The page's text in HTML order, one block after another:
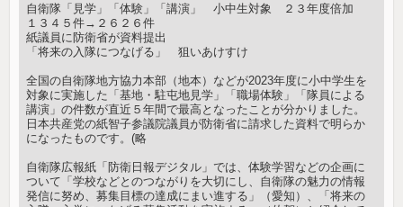
自衛隊「見学」「体験」「講演」 小中生対象 ２３年度倍加
１３４５件→２６２６件
紙議員に防衛省が資料提出
「将来の入隊につなげる」 狙いあけすけ
全国の自衛隊地方協力本部（地本）などが2023年度に小中学生を
対象に実施した「基地・駐屯地見学」「職場体験」「隊員による
講演」の件数が直近５年間で最高となったことが分かりました。
日本共産党の紙智子参議院議員が防衛省に請求した資料で明らか
になったものです。(略
自衛隊広報紙「防衛日報デジタル」では、体験学習などの企画に
ついて「学校などとのつながりを大切にし、自衛隊の魅力の情報
発信に努め、募集目標の達成にまい進する」（愛知）、「将来の